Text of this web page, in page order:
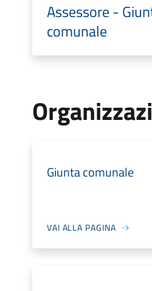
Assessore -
comunale
Giunta comunale
VAI ALLA PAGINA